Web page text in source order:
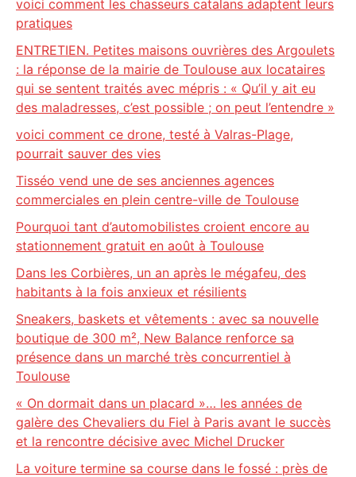
voici comment les chasseurs catalans adaptent leurs
pratiques
ENTRETIEN. Petites maisons ouvrières des Argoulets
: la réponse de la mairie de Toulouse aux locataires
qui se sentent traités avec mépris : « Qu’il y ait eu
des maladresses, c’est possible ; on peut l’entendre »
voici comment ce drone, testé à Valras-Plage,
pourrait sauver des vies
Tisséo vend une de ses anciennes agences
commerciales en plein centre-ville de Toulouse
Pourquoi tant d’automobilistes croient encore au
stationnement gratuit en août à Toulouse
Dans les Corbières, un an après le mégafeu, des
habitants à la fois anxieux et résilients
Sneakers, baskets et vêtements : avec sa nouvelle
boutique de 300 m², New Balance renforce sa
présence dans un marché très concurrentiel à
Toulouse
« On dormait dans un placard »… les années de
galère des Chevaliers du Fiel à Paris avant le succès
et la rencontre décisive avec Michel Drucker
La voiture termine sa course dans le fossé : près de